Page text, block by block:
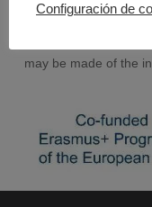
This publication
may be made of the
Configuración de